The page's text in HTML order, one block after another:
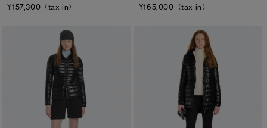
¥157,300（tax in）
¥165,000（tax in）